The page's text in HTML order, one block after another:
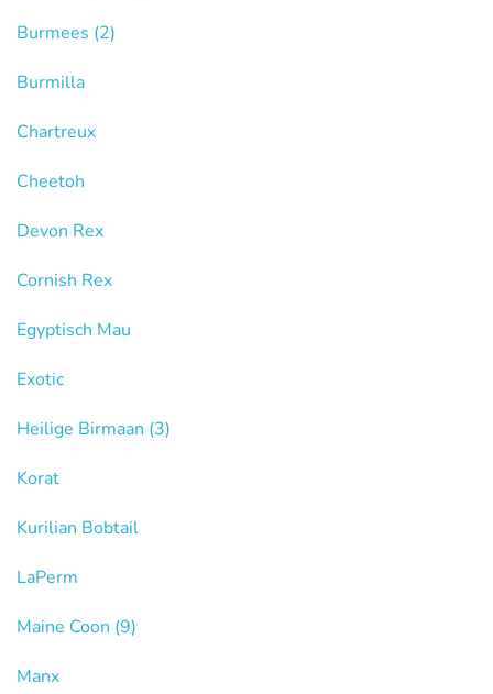
Burmees (2)
Burmilla
Chartreux
Cheetoh
Devon Rex
Cornish Rex
Egyptisch Mau
Exotic
Heilige Birmaan (3)
Korat
Kurilian Bobtail
LaPerm
Maine Coon (9)
Manx